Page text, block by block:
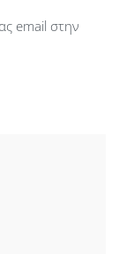
26dBm
F)
email στην